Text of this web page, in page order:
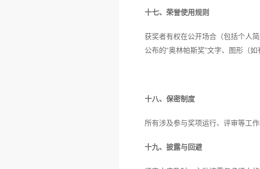
十七、荣誉使用规则
获奖者有权在公开场合（包括个人
公布的“奥林帕斯奖”文字、图形（
十八、保密制度
所有涉及参与奖项运行、评审等工
十九、披露与回避